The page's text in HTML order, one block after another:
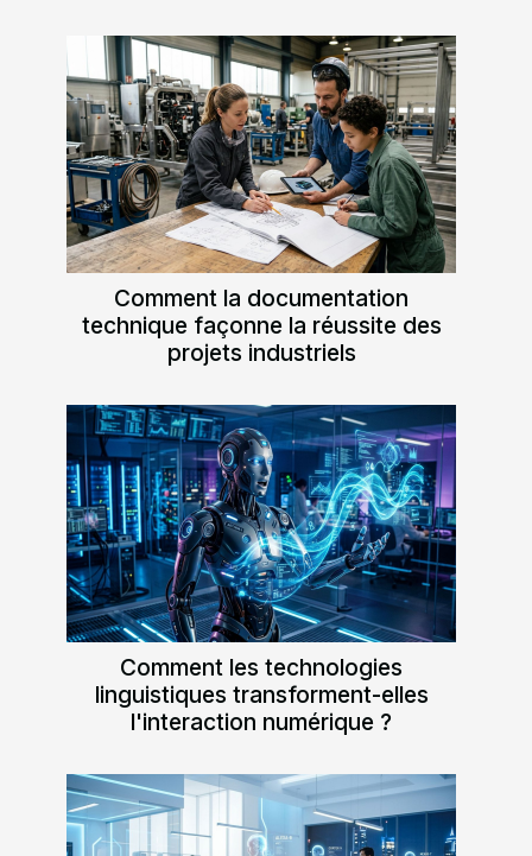
Comment la documentation
technique façonne la réussite des
projets industriels
Comment les technologies
linguistiques transforment-elles
l'interaction numérique ?